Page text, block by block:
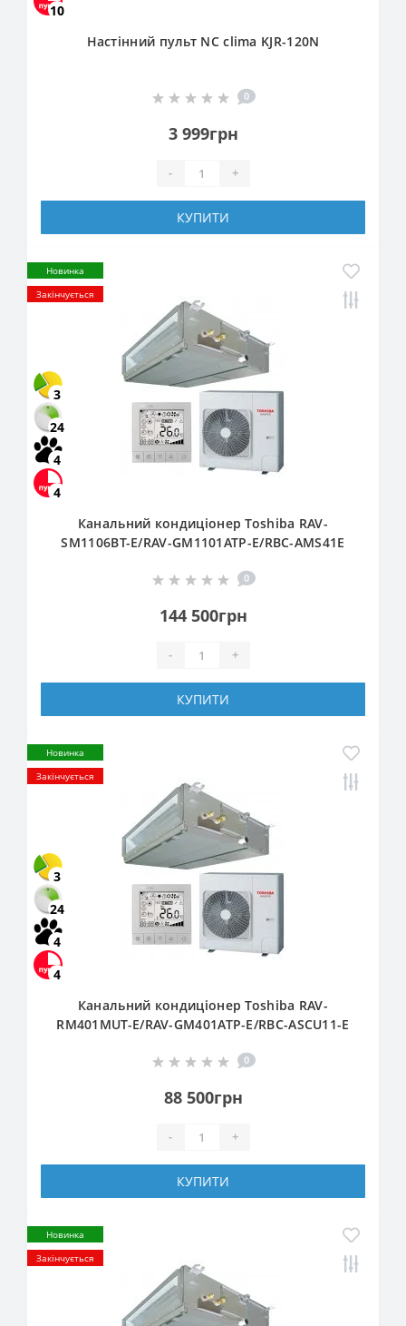
10
Настінний пульт NC clima KJR-120N
0
3 999грн
- +
КУПИТИ
Новинка
Закінчується
3
24
4
4
Канальний кондиціонер Toshiba RAV-
SM1106BT-E/RAV-GM1101ATP-E/RBC-AMS41E
0
144 500грн
- +
КУПИТИ
Новинка
Закінчується
3
24
4
4
Канальний кондиціонер Toshiba RAV-
RM401MUT-E/RAV-GM401ATP-E/RBC-ASCU11-E
0
88 500грн
- +
КУПИТИ
Новинка
Закінчується